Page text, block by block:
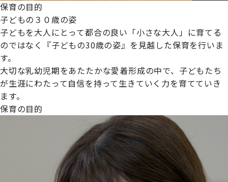
プライムスターほいくえんグループは女性が安心して働き
続けられる環境づくりに取り組んでおり、厚生労働省の
【えるぼし認定(☆☆)】
保育の目的
子どもの３０歳の姿
子どもを大人にとって都合の良い「小さな大人」に育てる
のではなく『子どもの30歳の姿』を見越した保育を行いま
す。
大切な乳幼児期をあたたかな愛着形成の中で、子どもたち
が生涯にわたって自信を持って生きていく力を育てていき
ます。
保育の目的